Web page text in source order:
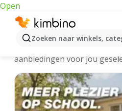
Open
Zoeken naar winkels,
Rheden - Meest
aanbiedingen voor jou